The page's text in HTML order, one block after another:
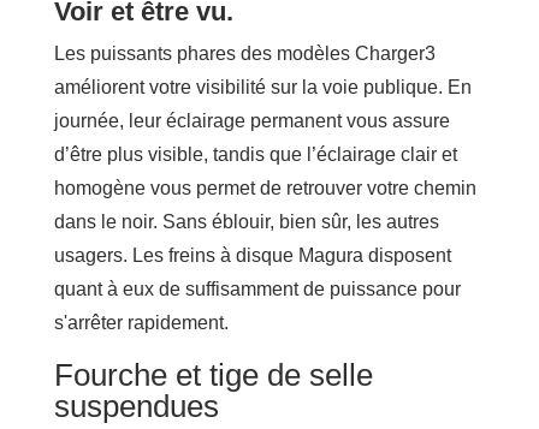
Voir et être vu.
Les puissants phares des modèles Charger3
améliorent votre visibilité sur la voie publique. En
journée, leur éclairage permanent vous assure
d’être plus visible, tandis que l’éclairage clair et
homogène vous permet de retrouver votre chemin
dans le noir. Sans éblouir, bien sûr, les autres
usagers. Les freins à disque Magura disposent
quant à eux de suffisamment de puissance pour
s'arrêter rapidement.
Fourche et tige de selle
suspendues